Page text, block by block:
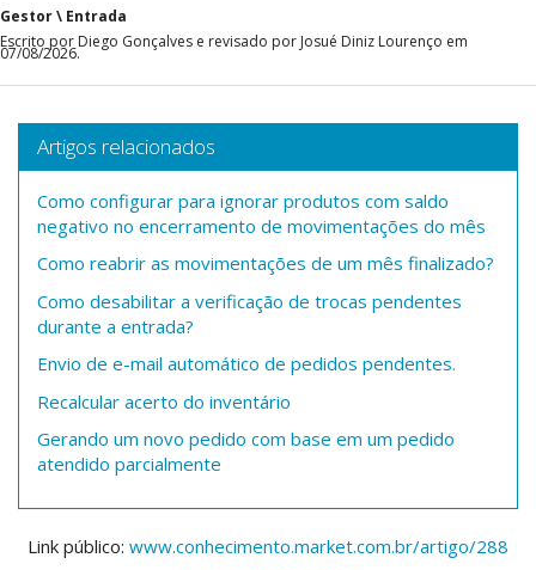
Gestor \ Entrada
Escrito por Diego Gonçalves e revisado por Josué Diniz Lourenço em
07/08/2026.
Artigos relacionados
Como configurar para ignorar produtos com saldo
negativo no encerramento de movimentações do mês
Como reabrir as movimentações de um mês finalizado?
Como desabilitar a verificação de trocas pendentes
durante a entrada?
Envio de e-mail automático de pedidos pendentes.
Recalcular acerto do inventário
Gerando um novo pedido com base em um pedido
atendido parcialmente
Link público: www.conhecimento.market.com.br/artigo/288